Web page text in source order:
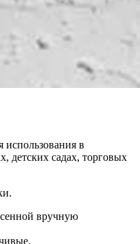
использования в
детских садах, торговых
вручную